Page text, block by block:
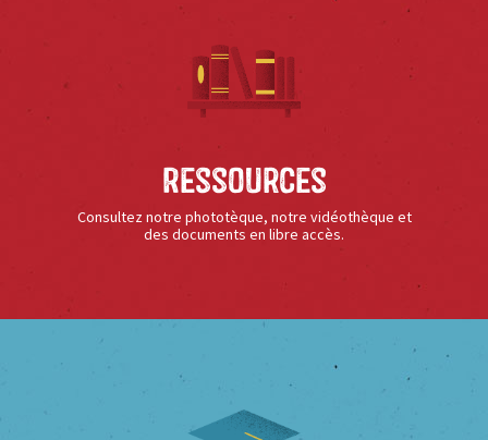
Ressources
Consultez notre phototèque, notre vidéothèque et
des documents en libre accès.